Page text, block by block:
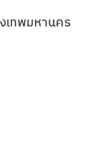
เทพมหานคร